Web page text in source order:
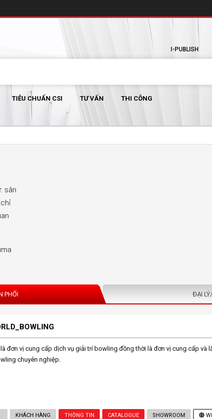
I-PUBLISH
TIÊU CHUẨN CSI TƯ VẤN THI CÔNG
sân
PHỐI ĐẠI
đơn vị cung cấp dịch vụ giải trí bowling đồng thời là đơn vị cung cấp và
chuyên nghiệp.
KHÁCH HÀNG THÔNG TIN CATALOGUE SHOWROOM